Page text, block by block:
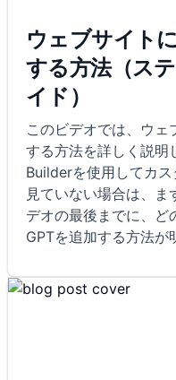
ウェブサイト
する方法（ス
イド）
このビデオでは、ウェ
する方法を詳しく説明
Builderを使用してカ
見ていない場合は、
デオの最後までに、ど
GPTを追加する方法が